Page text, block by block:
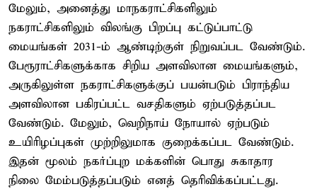
மேலும், அனைத்து மாநகராட்சிகளிலும்
நகராட்சிகளிலும் விலங்கு பிறப்பு கட்டுப்பாட்டு
மையங்கள் 2031-ம் ஆண்டிற்குள் நிறுவப்பட வேண்டும்.
பேரூராட்சிகளுக்காக சிறிய அளவிலான மையங்களும்,
அருகிலுள்ள நகராட்சிகளுக்குப் பயன்படும் பிராந்திய
அளவிலான பகிரப்பட்ட வசதிகளும் ஏற்படுத்தப்பட
வேண்டும். மேலும், வெறிநாய் நோயால் ஏற்படும்
உயிரிழப்புகள் முற்றிலுமாக குறைக்கப்பட வேண்டும்.
இதன் மூலம் நகர்ப்புற மக்களின் பொது சுகாதார
நிலை மேம்படுத்தப்படும் எனத் தெரிவிக்கப்பட்டது.